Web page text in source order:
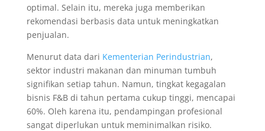
optimal. Selain itu, mereka juga memberikan
rekomendasi berbasis data untuk meningkatkan
penjualan.
Menurut data dari Kementerian Perindustrian,
sektor industri makanan dan minuman tumbuh
signifikan setiap tahun. Namun, tingkat kegagalan
bisnis F&B di tahun pertama cukup tinggi, mencapai
60%. Oleh karena itu, pendampingan profesional
sangat diperlukan untuk meminimalkan risiko.